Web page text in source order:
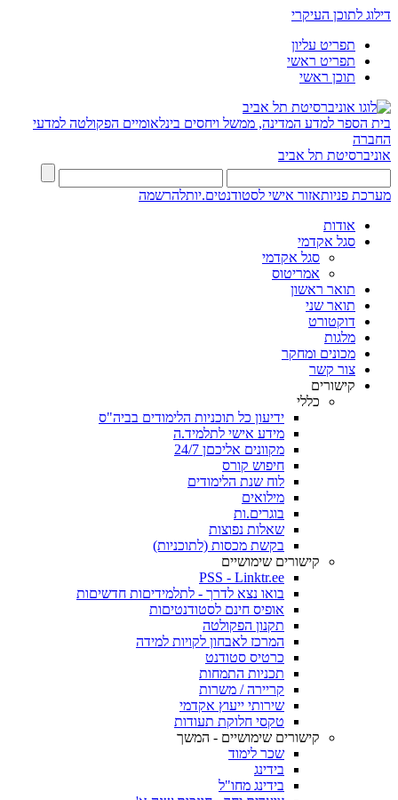
דילוג לתוכן העיקרי
תפריט עליון
תפריט ראשי
תוכן ראשי
בית הספר למדע המדינה, ממשל ויחסים בינלאומיים הפקולטה למדעי
החברה
אוניברסיטת תל אביב
מערכת פניותאזור אישי לסטודנטים.יותלהרשמה
אודות
סגל אקדמי
סגל אקדמי
אמריטוס
תואר ראשון
תואר שני
דוקטורט
מלגות
מכונים ומחקר
צור קשר
קישורים
כללי
ידיעון כל תוכניות הלימודים בביה"ס
מידע אישי לתלמיד.ה
מקוונים אליכםן 24/7
חיפוש קורס
לוח שנת הלימודים
מילואים
בוגרים.ות
שאלות נפוצות
בקשת מכסות (לתוכניות)
קישורים שימושיים
PSS - Linktr.ee
בואו נצא לדרך - לתלמידיםות חדשיםות
אופיס חינם לסטודנטיםות
תקנון הפקולטה
המרכז לאבחון לקויות למידה
כרטיס סטודנט
תכניות התמחות
קריירה / משרות
שירותי ייעוץ אקדמי
טקסי חלוקת תעודות
קישורים שימושיים - המשך
שכר לימוד
בידינג
בידינג מחו"ל